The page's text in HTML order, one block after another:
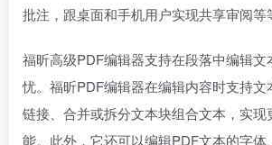
批注，跟桌面和手机用户实现共享审阅等
福昕高级PDF编辑器支持在段落中编辑文
忧。福昕PDF编辑器在编辑内容时支持文
链接、合并或拆分文本块组合文本，实现
能。此外，它还可以编辑PDF文本的字体